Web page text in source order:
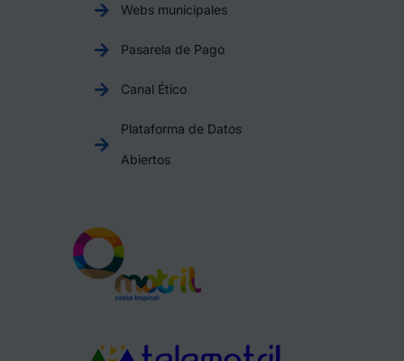
Webs municipales
Pasarela de Pago
Canal Ético
Plataforma de Datos
Abiertos